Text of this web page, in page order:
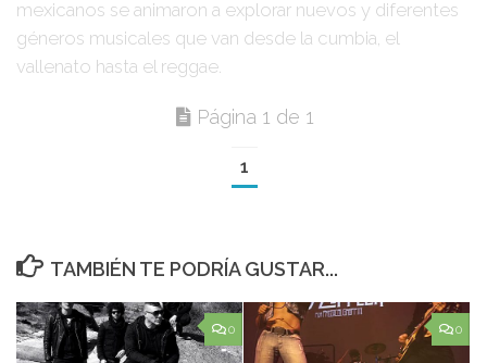
mexicanos se animaron a explorar nuevos y diferentes
géneros musicales que van desde la cumbia, el
vallenato hasta el reggae.
Página 1 de 1
1
TAMBIÉN TE PODRÍA GUSTAR...
0 0